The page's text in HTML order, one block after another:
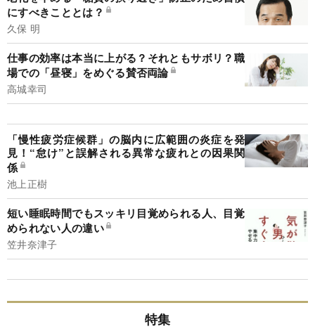
にすべきこととは？
久保 明
仕事の効率は本当に上がる？それともサボリ？職
場での「昼寝」をめぐる賛否両論
高城幸司
「慢性疲労症候群」の脳内に広範囲の炎症を発
見！“怠け”と誤解される異常な疲れとの因果関
係
池上正樹
短い睡眠時間でもスッキリ目覚められる人、目覚
められない人の違い
笠井奈津子
特集